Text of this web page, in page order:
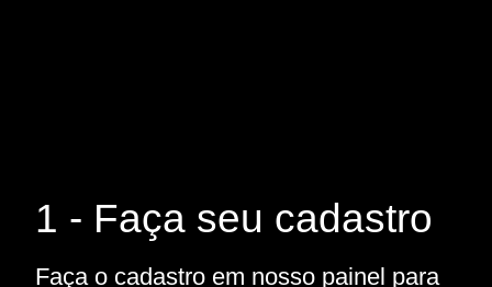
1 - Faça seu cadastro
Faça o cadastro em nosso painel para